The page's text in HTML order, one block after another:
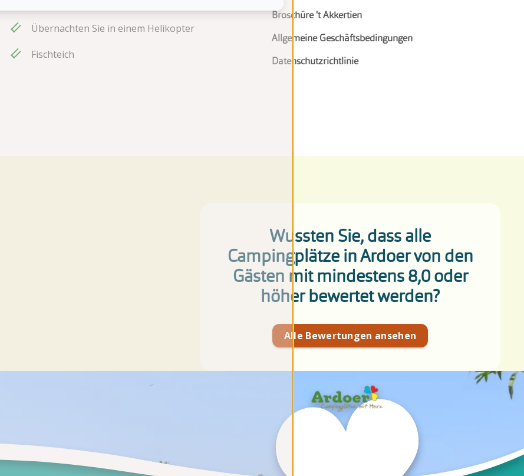
Übernachten Sie in einem Helikopter
Fischteich
Broschüre 't Akkertien
Allgemeine Geschäftsbedingungen
Datenschutzrichtlinie
Wussten Sie, dass alle
Campingplätze in Ardoer von den
Gästen mit mindestens 8,0 oder
höher bewertet werden?
Alle Bewertungen ansehen